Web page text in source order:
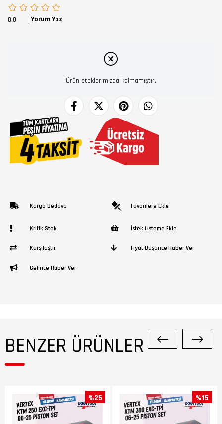
0.0 Yorum Yaz
Ürün stoklarımızda kalmamıştır.
Kargo Bedava Favorilere Ekle
Kritik Stok İstek Listeme Ekle
Karşılaştır Fiyat Düşünce Haber Ver
Gelince Haber Ver
BENZER ÜRÜNLER
%25 %15